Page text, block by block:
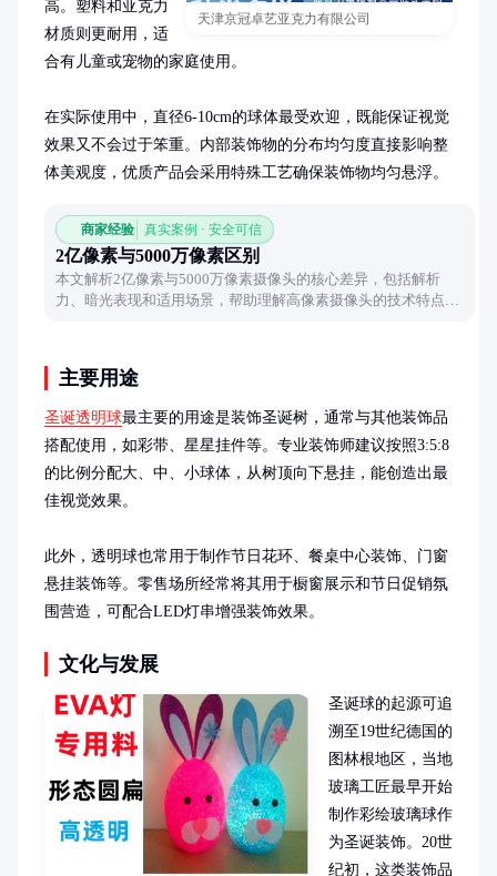
天津京冠卓艺亚克力有限公司
高。塑料和亚克力
材质则更耐用，适
合有儿童或宠物的家庭使用。
在实际使用中，直径6-10cm的球体最受欢迎，既能保证视觉
效果又不会过于笨重。内部装饰物的分布均匀度直接影响整
体美观度，优质产品会采用特殊工艺确保装饰物均匀悬浮。
商家经验 真实案例 · 安全可信
2亿像素与5000万像素区别
本文解析2亿像素与5000万像素摄像头的核心差异，包括解析
力、暗光表现和适用场景，帮助理解高像素摄像头的技术特点与
主要用途
圣诞透明球最主要的用途是装饰圣诞树，通常与其他装饰品
搭配使用，如彩带、星星挂件等。专业装饰师建议按照3:5:8
的比例分配大、中、小球体，从树顶向下悬挂，能创造出最
佳视觉效果。
此外，透明球也常用于制作节日花环、餐桌中心装饰、门窗
悬挂装饰等。零售场所经常将其用于橱窗展示和节日促销氛
围营造，可配合LED灯串增强装饰效果。
文化与发展
圣诞球的起源可追
溯至19世纪德国的
图林根地区，当地
玻璃工匠最早开始
制作彩绘玻璃球作
为圣诞装饰。20世
纪初，这类装饰品